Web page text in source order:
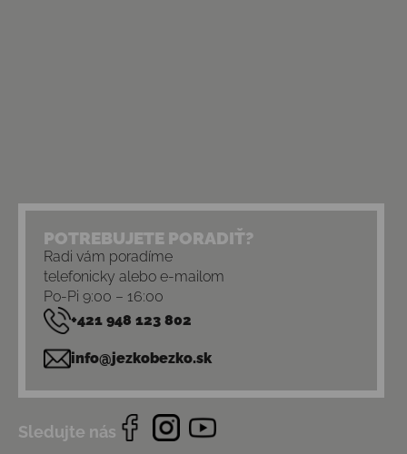
POTREBUJETE PORADIŤ?
Radi vám poradíme
telefonicky alebo e-mailom
Po-Pi 9:00 – 16:00
+421 948 123 802
info@jezkobezko.sk
Sledujte nás